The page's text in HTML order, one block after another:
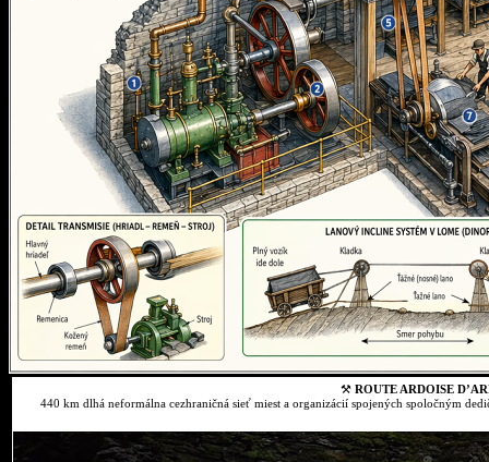
⚒ ROUTE ARDOISE
440 km dlhá neformálna cezhraničná sieť miest a organizácií spojených spoločným